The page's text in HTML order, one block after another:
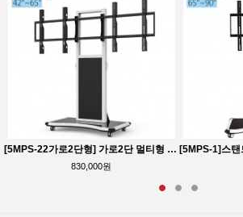
[5MPS-22가로2단형] 가로2단 멀티형 이동형 스탠드형 모니터 거치대 42~65인치
830,000원